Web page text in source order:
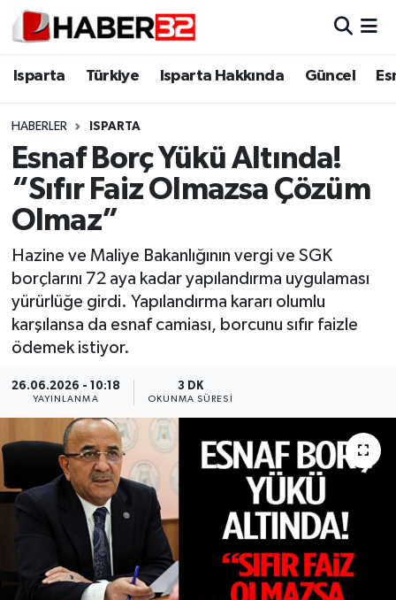
Isparta Türkiye Isparta Hakkında Güncel
HABERLER ISPARTA
Esnaf Borç Yükü Altında!
“Sıfır Faiz Olmazsa Çözüm
Olmaz”
Hazine ve Maliye Bakanlığının vergi ve SGK
borçlarını 72 aya kadar yapılandırma uygulaması
yürürlüğe girdi. Yapılandırma kararı olumlu
karşılansa da esnaf camiası, borcunu sıfır faizle
ödemek istiyor.
26.06.2026 - 10:18
YAYINLANMA
3 DK
OKUNMA SÜRESI
Isparta
Esnaf Diyor ki;
ASAYİŞ
BİLİM VE TEKNOLOJİ
EĞİTİM
GENEL
Güncel
HABERDE İNSAN
İlginç
KÜLTÜR SANAT
MAGAZİN
Isparta Nöbetçi Eczaneler
Isparta Trafik Yoğunluk Haritası
Süper Lig Puan Durumu ve Fikstür
Tüm Manşetler
Son Dakika Haberleri
Haber Arşivi